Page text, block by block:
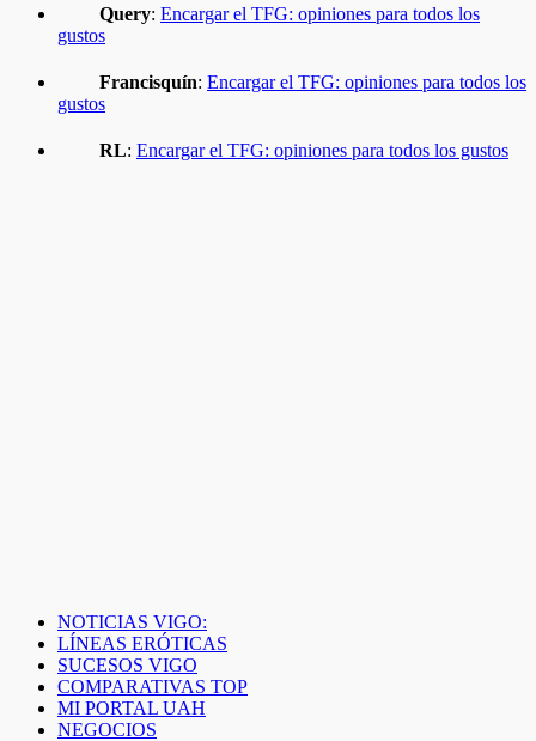
Query: Encargar el TFG: opiniones para todos los
gustos
Francisquín: Encargar el TFG: opiniones para todos los
gustos
RL: Encargar el TFG: opiniones para todos los gustos
NOTICIAS VIGO:
LÍNEAS ERÓTICAS
SUCESOS VIGO
COMPARATIVAS TOP
MI PORTAL UAH
NEGOCIOS